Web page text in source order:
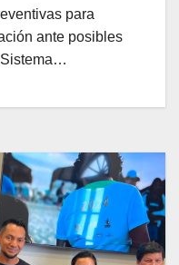
para
ante posibles